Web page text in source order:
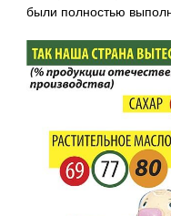
были полностью